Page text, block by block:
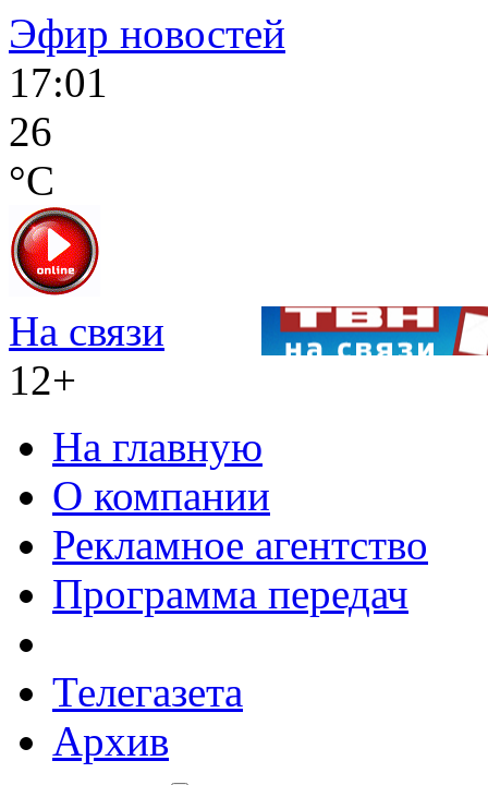
Эфир новостей
17:01
26
°C
На связи
12+
На главную
О компании
Рекламное агентство
Программа передач
Телегазета
Архив